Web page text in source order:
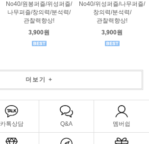
No40/원봉퍼즐/위성퍼즐/
나무퍼즐/창의력/분석력/
관찰력향상!
3,900원
No40/위성퍼즐/나무퍼즐/
창의력/분석력/
관찰력향상!
3,900원
더보기 +
카톡상담 Q&A 멤버쉽